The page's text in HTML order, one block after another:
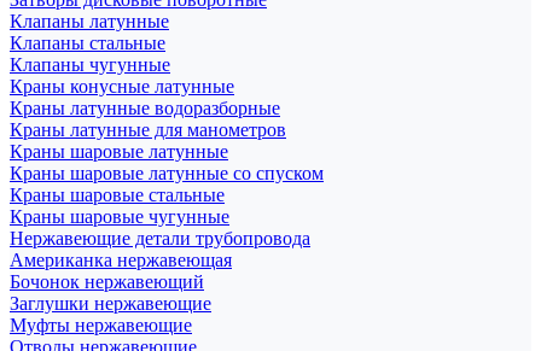
Клапаны латунные
Клапаны стальные
Клапаны чугунные
Краны конусные латунные
Краны латунные водоразборные
Краны латунные для манометров
Краны шаровые латунные
Краны шаровые латунные со спуском
Краны шаровые стальные
Краны шаровые чугунные
Нержавеющие детали трубопровода
Американка нержавеющая
Бочонок нержавеющий
Заглушки нержавеющие
Муфты нержавеющие
Отводы нержавеющие